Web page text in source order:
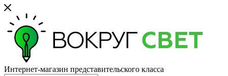
Интернет-магазин представительского класса